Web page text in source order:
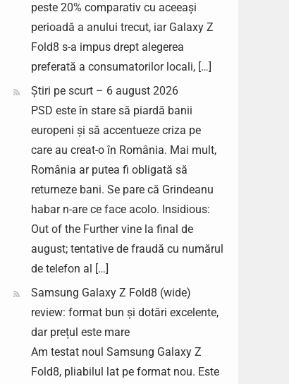
peste 20% comparativ cu aceeași
perioadă a anului trecut, iar Galaxy Z
Fold8 s-a impus drept alegerea
preferată a consumatorilor locali, […]
Știri pe scurt – 6 august 2026
PSD este în stare să piardă banii
europeni și să accentueze criza pe
care au creat-o în România. Mai mult,
România ar putea fi obligată să
returneze bani. Se pare că Grindeanu
habar n-are ce face acolo. Insidious:
Out of the Further vine la final de
august; tentative de fraudă cu numărul
de telefon al […]
Samsung Galaxy Z Fold8 (wide)
review: format bun și dotări excelente,
dar prețul este mare
Am testat noul Samsung Galaxy Z
Fold8, pliabilul lat pe format nou. Este